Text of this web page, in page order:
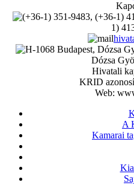
1)
Dózsa
Hivatali
KRID
Web:
A
Kamarai